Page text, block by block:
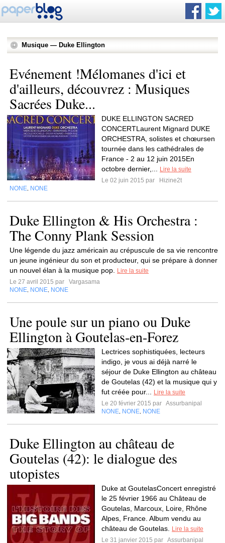
Musique — Duke Ellington
Evénement !Mélomanes d'ici et
d'ailleurs, découvrez : Musiques
Sacrées Duke...
DUKE ELLINGTON SACRED
CONCERTLaurent Mignard DUKE
ORCHESTRA, solistes et chœursen
tournée dans les cathédrales de
France - 2 au 12 juin 2015En
octobre dernier,...
Lire la suite
Le 02 juin 2015 par
Hizine2t
NONE NONE
Duke Ellington & His Orchestra :
The Conny Plank Session
Une légende du jazz américain au crépuscule de sa vie rencontre
un jeune ingénieur du son et producteur, qui se prépare à donner
un nouvel élan à la musique pop.
Lire la suite
Le 27 avril 2015 par
Vargasama
NONE NONE NONE
Une poule sur un piano ou Duke
Ellington à Goutelas-en-Forez
Lectrices sophistiquées, lecteurs
indigo, je vous ai déjà narré le
séjour de Duke Ellington au château
de Goutelas (42) et la musique qui y
fut créée pour...
Lire la suite
Le 20 février 2015 par Assurbanipal
NONE NONE NONE
Duke Ellington au château de
Goutelas (42): le dialogue des
utopistes
Duke at GoutelasConcert enregistré
le 25 février 1966 au Château de
Goutelas, Marcoux, Loire, Rhône
Alpes, France. Album vendu au
château de Goutelas.
Lire la suite
Le 31 janvier 2015 par Assurbanipal